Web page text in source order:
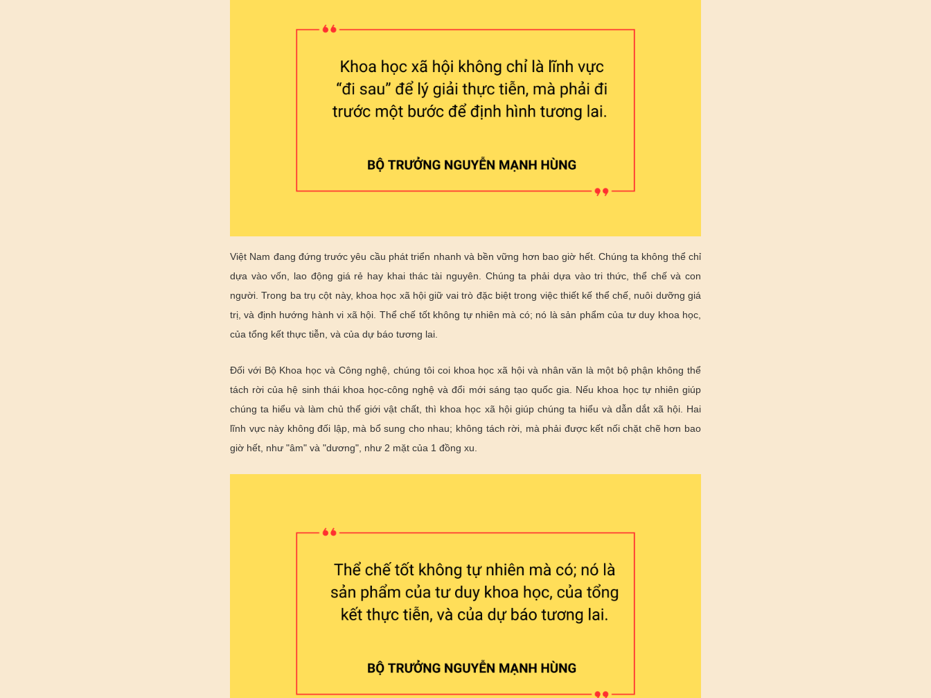
Việt Nam đang đứng trước yêu cầu phát triển nhanh và bền vững hơn bao giờ hết. Chúng ta không thể chỉ
dựa vào vốn, lao động giá rẻ hay khai thác tài nguyên. Chúng ta phải dựa vào tri thức, thể chế và con
người. Trong ba trụ cột này, khoa học xã hội giữ vai trò đặc biệt trong việc thiết kế thể chế, nuôi dưỡng giá
trị, và định hướng hành vi xã hội. Thể chế tốt không tự nhiên mà có; nó là sản phẩm của tư duy khoa học,
của tổng kết thực tiễn, và của dự báo tương lai.
Đối với Bộ Khoa học và Công nghệ, chúng tôi coi khoa học xã hội và nhân văn là một bộ phận không thể
tách rời của hệ sinh thái khoa học-công nghệ và đổi mới sáng tạo quốc gia. Nếu khoa học tự nhiên giúp
chúng ta hiểu và làm chủ thế giới vật chất, thì khoa học xã hội giúp chúng ta hiểu và dẫn dắt xã hội. Hai
lĩnh vực này không đối lập, mà bổ sung cho nhau; không tách rời, mà phải được kết nối chặt chẽ hơn bao
giờ hết, như "âm" và "dương", như 2 mặt của 1 đồng xu.